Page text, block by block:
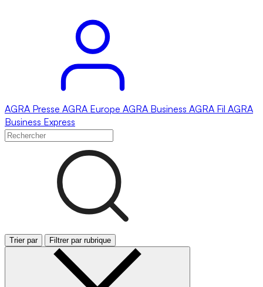
AGRA Presse AGRA Europe AGRA Business AGRA Fil AGRA
Business Express
Trier par Filtrer par rubrique